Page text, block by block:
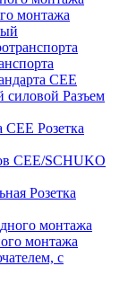
монтажа
CEE
Разъем
Розетка
CEE/SCHUKO
Розетка
монтажа
с